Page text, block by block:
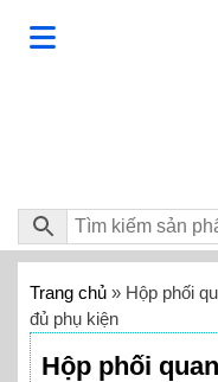
Trang chủ » Hộp phối
đủ phụ kiện
Hộp phối